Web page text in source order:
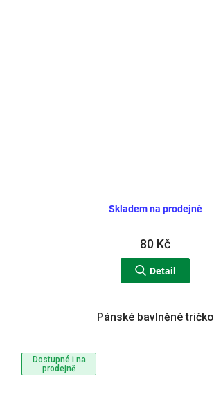
Skladem na prodejně
80 Kč
Detail
Dostupné i na
prodejně
Pánské bavlněné tričko